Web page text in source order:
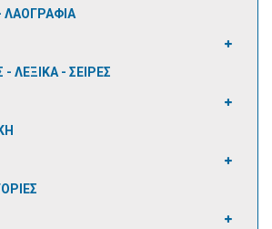
ΛΑΟΓΡΑΦΙΑ
- ΛΕΞΙΚΑ - ΣΕΙΡΕΣ